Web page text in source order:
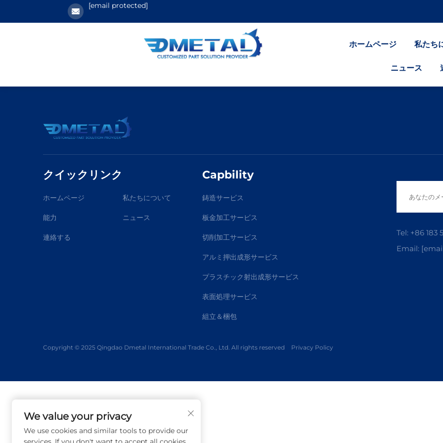
[email protected]
ホームページ 私たち
ニュース
クイックリンク
ホームページ 私たちについて
能力 ニュース
連絡する
Capbility
鋳造サービス
板金加工サービス
切削加工サービス
アルミ押出成形サービス
プラスチック射出成形サービス
表面処理サービス
組立＆梱包
Tel:+86 183
Email:
Copyright © 2025 Qingdao Dmetal International Trade Co., Ltd. All rights reserved Privacy Policy
We value your privacy
We use cookies and similar tools to provide our